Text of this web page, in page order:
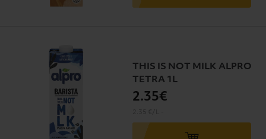
THIS IS NOT MILK ALPRO
TETRA 1L
2.35€